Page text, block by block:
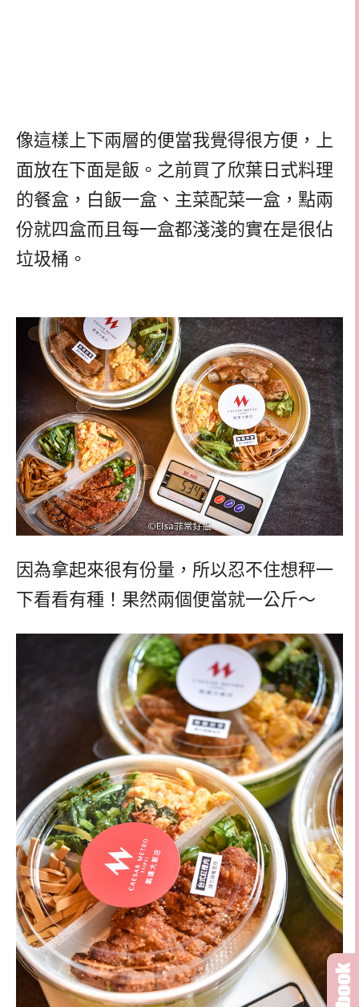
像這樣上下兩層的便當我覺得很方便，上
面放在下面是飯。之前買了欣葉日式料理
的餐盒，白飯一盒、主菜配菜一盒，點兩
份就四盒而且每一盒都淺淺的實在是很佔
垃圾桶。
因為拿起來很有份量，所以忍不住想秤一
下看看有種！果然兩個便當就一公斤～